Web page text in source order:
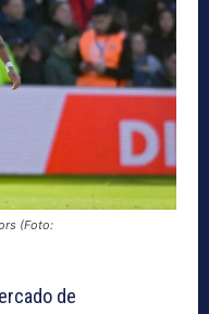
(Foto:
de